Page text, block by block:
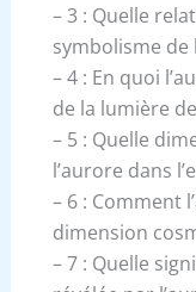
– 3 : Quelle
symbolisme de
– 4 : En quoi
de la lumière
– 5 : Quelle
l’aurore dans
– 6 : Comment
dimension
– 7 : Quelle